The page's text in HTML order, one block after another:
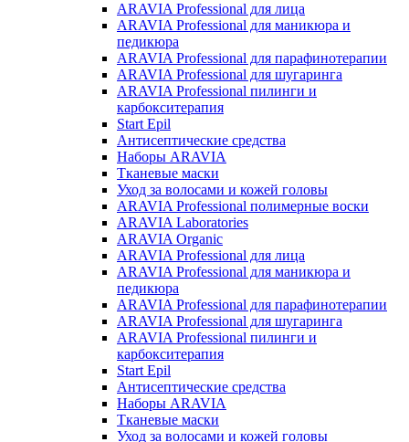
ARAVIA Professional для лица
ARAVIA Professional для маникюра и
педикюра
ARAVIA Professional для парафинотерапии
ARAVIA Professional для шугаринга
ARAVIA Professional пилинги и
карбокситерапия
Start Epil
Антисептические средства
Наборы ARAVIA
Тканевые маски
Уход за волосами и кожей головы
ARAVIA Professional полимерные воски
ARAVIA Laboratories
ARAVIA Organic
ARAVIA Professional для лица
ARAVIA Professional для маникюра и
педикюра
ARAVIA Professional для парафинотерапии
ARAVIA Professional для шугаринга
ARAVIA Professional пилинги и
карбокситерапия
Start Epil
Антисептические средства
Наборы ARAVIA
Тканевые маски
Уход за волосами и кожей головы